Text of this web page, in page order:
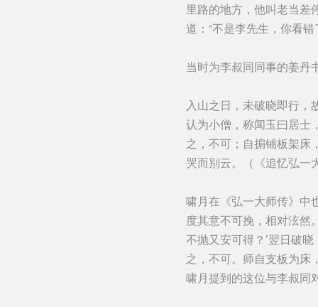
里路的地方，他叫老当差
道：“不是李先生，你看
当时为李叔同同事的姜丹
入山之日，未破晓即行，
认为小僧，称闻玉曰居士
之，不可；自掮铺板架床
哭而别云。（《追忆弘一
啸月在《弘一大师传》中
度其意不可挽，相对泫然
不抛又安可得？’翌日破
之，不可。师自支板为床
啸月提到的这位与李叔同